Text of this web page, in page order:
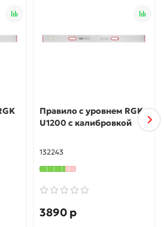
Правило с уровнем RGK
U1200 с калибровкой
132243
3890 р